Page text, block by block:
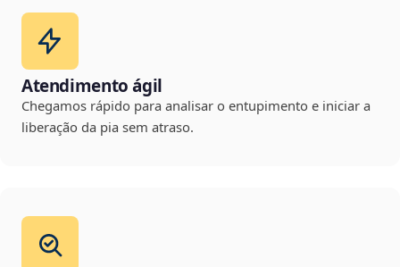
Atendimento ágil
Chegamos rápido para analisar o entupimento e iniciar a
liberação da pia sem atraso.